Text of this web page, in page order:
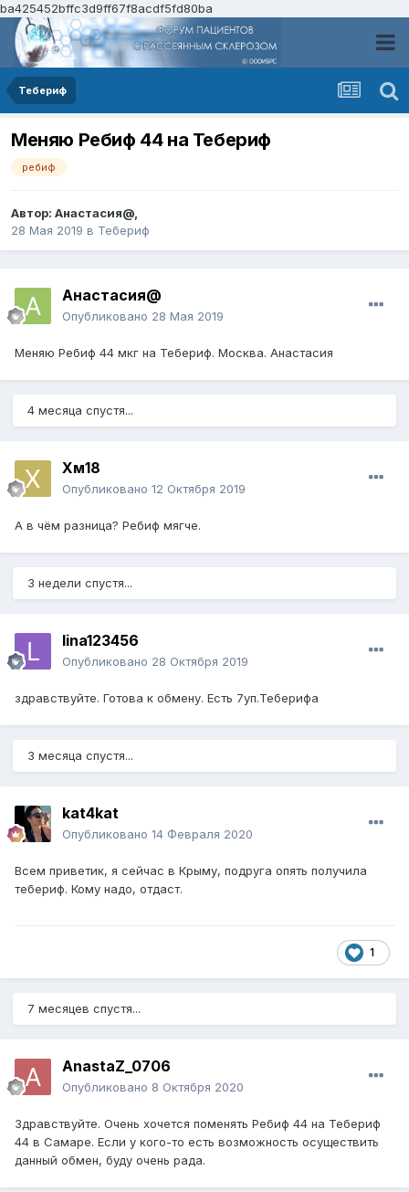
ba425452bffc3d9ff67f8acdf5fd80ba
Тебериф
Меняю Ребиф 44 на Тебериф
ребиф
Автор: Анастасия@,
28 Мая 2019 в Тебериф
Анастасия@
Опубликовано 28 Мая 2019
Меняю Ребиф 44 мкг на Тебериф. Москва. Анастасия
4 месяца спустя...
Хм18
Опубликовано 12 Октября 2019
А в чём разница? Ребиф мягче.
3 недели спустя...
lina123456
Опубликовано 28 Октября 2019
здравствуйте. Готова к обмену. Есть 7уп.Теберифа
3 месяца спустя...
kat4kat
Опубликовано 14 Февраля 2020
Всем приветик, я сейчас в Крыму, подруга опять получила
тебериф. Кому надо, отдаст.
1
7 месяцев спустя...
AnastaZ_0706
Опубликовано 8 Октября 2020
Здравствуйте. Очень хочется поменять Ребиф 44 на Тебериф
44 в Самаре. Если у кого-то есть возможность осуществить
данный обмен, буду очень рада.